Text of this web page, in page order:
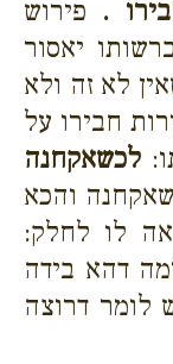
. פירוש
יאסור
לא זה ולא
חבירו על
לכשאקחנה
והכא
לו לחלק:
דהא בידה
לומר דרוצה